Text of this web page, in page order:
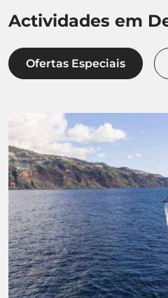
Actividades em
Ofertas Especiais